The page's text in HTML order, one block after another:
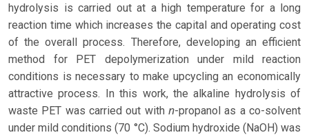
hydrolysis is carried out at a high temperature for a long
reaction time which increases the capital and operating cost
of the overall process. Therefore, developing an efficient
method for PET depolymerization under mild reaction
conditions is necessary to make upcycling an economically
attractive process. In this work, the alkaline hydrolysis of
waste PET was carried out with n-propanol as a co-solvent
under mild conditions (70 °C). Sodium hydroxide (NaOH) was